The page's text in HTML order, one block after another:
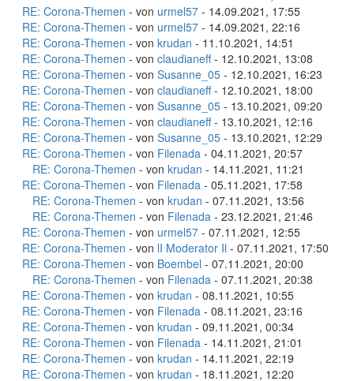
RE: Corona-Themen - von urmel57 - 14.09.2021, 17:55
RE: Corona-Themen - von urmel57 - 14.09.2021, 22:16
RE: Corona-Themen - von krudan - 11.10.2021, 14:51
RE: Corona-Themen - von claudianeff- 12.10.2021, 13:08
RE: Corona-Themen - von Susanne_05 - 12.10.2021, 16:23
RE: Corona-Themen - von claudianeff- 12.10.2021, 18:00
RE: Corona-Themen - von Susanne_05 - 13.10.2021, 09:20
RE: Corona-Themen - von claudianeff- 13.10.2021, 12:16
RE: Corona-Themen - von Susanne_05 - 13.10.2021, 12:29
RE: Corona-Themen - von Filenada - 04.11.2021, 20:57
RE: Corona-Themen - von krudan - 14.11.2021, 11:21
RE: Corona-Themen - von Filenada - 05.11.2021, 17:58
RE: Corona-Themen - von krudan - 07.11.2021, 13:56
RE: Corona-Themen - von Filenada - 23.12.2021, 21:46
RE: Corona-Themen - von urmel57 - 07.11.2021, 12:55
RE: Corona-Themen - von lI Moderator Il - 07.11.2021, 17:50
RE: Corona-Themen - von Boembel - 07.11.2021, 20:00
RE: Corona-Themen - von Filenada - 07.11.2021, 20:38
RE: Corona-Themen - von krudan - 08.11.2021, 10:55
RE: Corona-Themen - von Filenada - 08.11.2021, 23:16
RE: Corona-Themen - von krudan - 09.11.2021, 00:34
RE: Corona-Themen - von Filenada - 14.11.2021, 21:01
RE: Corona-Themen - von krudan - 14.11.2021, 22:19
RE: Corona-Themen - von krudan - 18.11.2021, 12:20